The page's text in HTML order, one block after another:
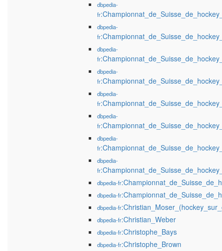
dbpedia-
fr
dbpedia-
fr
dbpedia-
fr
dbpedia-
fr
dbpedia-
fr
dbpedia-
fr
dbpedia-
fr
dbpedia-
fr
dbpedia-fr
dbpedia-fr
dbpedia-fr
dbpedia-fr:Christian_Weber
dbpedia-fr:Christophe_Bays
dbpedia-fr:Christophe_Brown